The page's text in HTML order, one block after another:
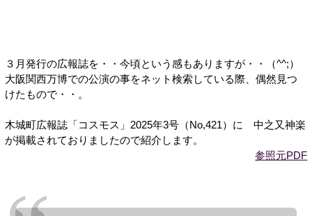
３月発行の広報誌を・・今頃という感もありますが・・（^^;）
大阪関西万博での公演の事をネット検索している際、偶然見つ
けたもので・・。
木城町広報誌「コスモス」2025年3号（No,421）に 中之又神楽
が掲載されておりましたので紹介します。
参照元PDF